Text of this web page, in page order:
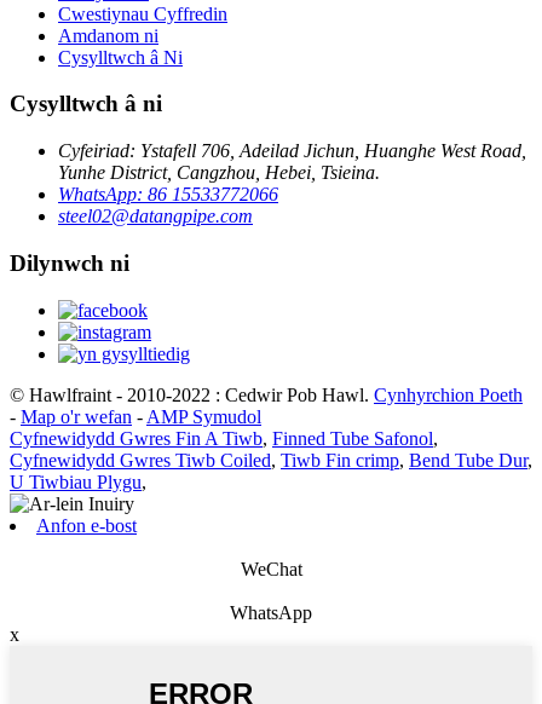
Cwestiynau Cyffredin
Amdanom ni
Cysylltwch â Ni
Cysylltwch â ni
Cyfeiriad: Ystafell 706, Adeilad Jichun, Huanghe West Road,
Yunhe District, Cangzhou, Hebei, Tsieina.
WhatsApp: 86 15533772066
steel02@datangpipe.com
Dilynwch ni
© Hawlfraint - 2010-2022 : Cedwir Pob Hawl. Cynhyrchion Poeth
- Map o'r wefan - AMP Symudol
Cyfnewidydd Gwres Fin A Tiwb, Finned Tube Safonol,
Cyfnewidydd Gwres Tiwb Coiled, Tiwb Fin crimp, Bend Tube Dur,
U Tiwbiau Plygu,
Anfon e-bost
WeChat
WhatsApp
x